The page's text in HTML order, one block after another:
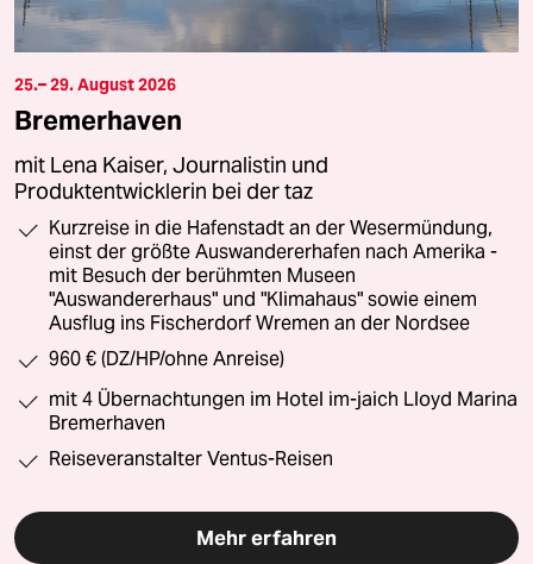
25.– 29. August 2026
Bremerhaven
mit Lena Kaiser, Journalistin und
Produktentwicklerin bei der taz
Kurzreise in die Hafenstadt an der Wesermündung,
einst der größte Auswandererhafen nach Amerika -
mit Besuch der berühmten Museen
"Auswandererhaus" und "Klimahaus" sowie einem
Ausflug ins Fischerdorf Wremen an der Nordsee
960 € (DZ/HP/ohne Anreise)
mit 4 Übernachtungen im Hotel im-jaich Lloyd Marina
Bremerhaven
Reiseveranstalter Ventus-Reisen
Mehr erfahren